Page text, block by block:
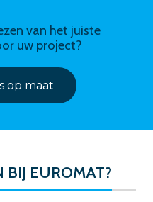
van het juiste
uw project?
op maat
EUROMAT?